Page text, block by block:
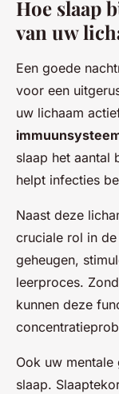
Hoe slaap
van uw
Een goede
voor een
uw lichaam
slaap het aantal
helpt infecties
Naast deze
cruciale rol in
geheugen,
leerproces.
kunnen deze
Ook uw
slaap.